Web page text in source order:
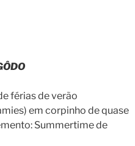
férias de verão
em corpinho de quase
Summertime de